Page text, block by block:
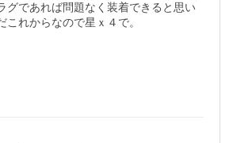
グであれば問題なく装着できると思い
これからなので星ｘ４で。